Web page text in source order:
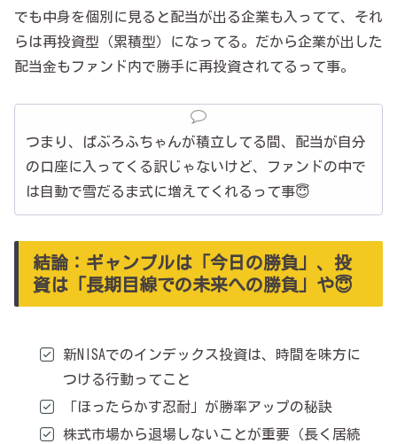
でも中身を個別に見ると配当が出る企業も入ってて、それ
らは再投資型（累積型）になってる。だから企業が出した
配当金もファンド内で勝手に再投資されてるって事。
つまり、ぱぶろふちゃんが積立してる間、配当が自分
の口座に入ってくる訳じゃないけど、ファンドの中で
は自動で雪だるま式に増えてくれるって事😇
結論：ギャンブルは「今日の勝負」、投
資は「長期目線での未来への勝負」や😇
新NISAでのインデックス投資は、時間を味方に
つける行動ってこと
「ほったらかす忍耐」が勝率アップの秘訣
株式市場から退場しないことが重要（長く居続